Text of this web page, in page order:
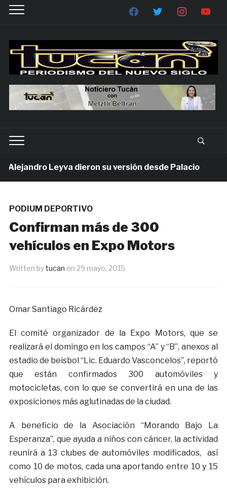
Leyva dieron su versión desde Palacio
PODIUM DEPORTIVO
Confirman más de 300
vehículos en Expo Motors
Written bytucan on 29 mayo, 2015
Omar Santiago Ricárdez
El comité organizador de la Expo Motors, que se
realizará el domingo en los campos “A” y “B”, anexos al
estadio de beisbol “Lic. Eduardo Vasconcelos”, reportó
que están confirmados 300 automóviles y
motocicletas, con lo que se convertirá en una de las
exposiciones más aglutinadas de la ciudad.
A beneficio de la Asociación “Morando Bajo La
Esperanza”, que ayuda a niños con cáncer, la actividad
reunirá a 13 clubes de automóviles modificados, así
como 10 de motos, cada una aportando entre 10 y 15
vehículos para exhibición.